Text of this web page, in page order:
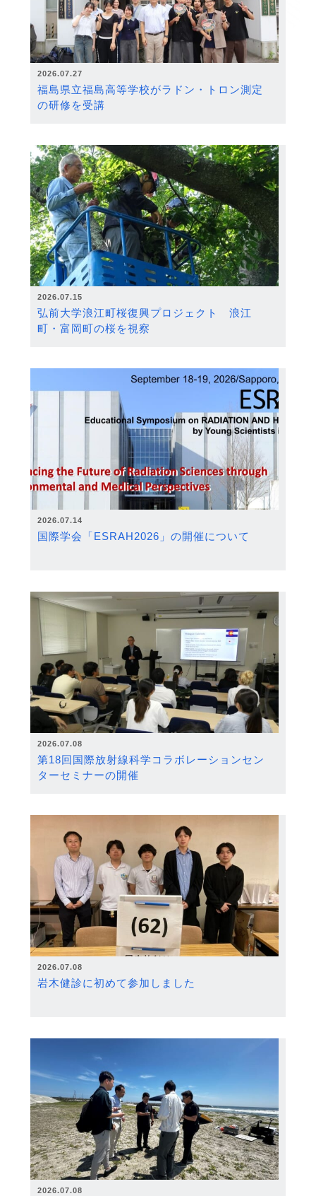
2026.07.27
福島県立福島高等学校がラドン・トロン測定
の研修を受講
2026.07.15
弘前大学浪江町桜復興プロジェクト 浪江
町・富岡町の桜を視察
2026.07.14
国際学会「ESRAH2026」の開催について
2026.07.08
第18回国際放射線科学コラボレーションセン
ターセミナーの開催
2026.07.08
岩木健診に初めて参加しました
2026.07.08